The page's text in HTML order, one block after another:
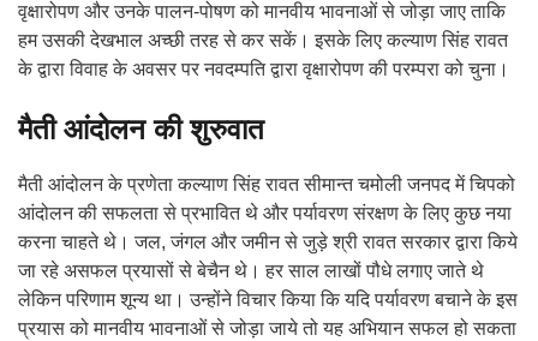
वृक्षारोपण और उनके पालन-पोषण को मानवीय भावनाओं से जोड़ा जाए ताकि
हम उसकी देखभाल अच्छी तरह से कर सकें। इसके लिए कल्याण सिंह रावत
के द्वारा विवाह के अवसर पर नवदम्पति द्वारा वृक्षारोपण की परम्परा को चुना।
मैती आंदोलन की शुरुवात
मैती आंदोलन के प्रणेता कल्याण सिंह रावत सीमान्त चमोली जनपद में चिपको
आंदोलन की सफलता से प्रभावित थे और पर्यावरण संरक्षण के लिए कुछ नया
करना चाहते थे। जल, जंगल और जमीन से जुड़े श्री रावत सरकार द्वारा किये
जा रहे असफल प्रयासों से बेचैन थे। हर साल लाखों पौधे लगाए जाते थे
लेकिन परिणाम शून्य था। उन्होंने विचार किया कि यदि पर्यावरण बचाने के इस
प्रयास को मानवीय भावनाओं से जोड़ा जाये तो यह अभियान सफल हो सकता